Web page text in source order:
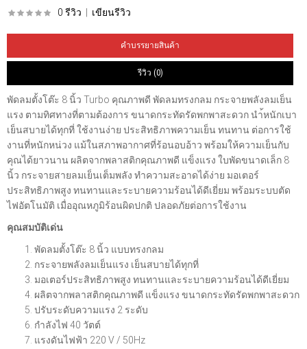
0 รีวิว เขียนรีวิว
คำบรรยายสินค้า
รีวิว (0)
พัดลมตั้งโต๊ะ 8 นิ้ว Turbo คุณภาพดี พัดลมทรงกลม กระจายพลังลมเย็น
แรง ตามทิศทางที่ตามต้องการ ขนาดกระทัดรัดพกพาสะดวก นำ้หนักเบา
เย็นสบายได้ทุกที่ ใช้งานง่าย ประสิทธิภาพความเย็น ทนทาน ต่อการใช้
งานที่หนักหน่วง แม้ในสภาพอากาศที่ร้อนอบอ้าว พร้อมให้ความเย็นกับ
คุณได้ยาวนาน ผลิตจากพลาสติกคุณภาพดี แข็งแรง ใบพัดขนาดเล็ก 8
นิ้ว กระจายสายลมเย็นเต็มพลัง ทำความสะอาดได้ง่าย มอเตอร์
ประสิทธิภาพสูง ทนทานและระบายความร้อนได้ดีเยี่ยม พร้อมระบบตัด
ไฟอัตโนมัติ เมื่ออุณหภูมิร้อนผิดปกติ ปลอดภัยต่อการใช้งาน
คุณสมบัติเด่น
พัดลมตั้งโต๊ะ 8 นิ้ว แบบทรงกลม
กระจายพลังลมเย็นแรง เย็นสบายได้ทุกที่
มอเตอร์ประสิทธิภาพสูง ทนทานและระบายความร้อนได้ดีเยี่ยม
ผลิตจากพลาสติกคุณภาพดี แข็งแรง ขนาดกระทัดรัดพกพาสะดวก
ปรับระดับความแรง 2 ระดับ
กำลังไฟ 40 วัตต์
แรงดันไฟฟ้า 220 V / 50Hz